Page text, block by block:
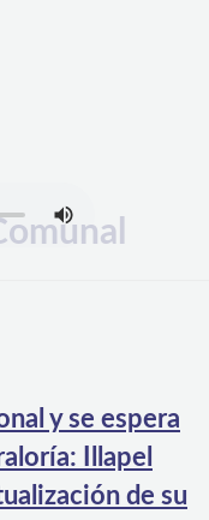
y se espera
Illapel
de su